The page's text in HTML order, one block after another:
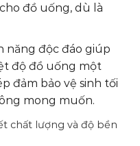
đồ uống, dù là
năng độc đáo giúp
độ đồ uống một
đảm bảo vệ sinh tối
mong muốn.
chất lượng và độ bền